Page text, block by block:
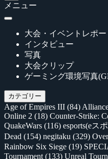
メニュー
大会・イベントレポー
インタビュー
写真
大会クリップ
ゲーミング環境写真
カテゴリー
Age of Empires III (84)
Online 2 (18) Counter-Strike:
QuakeWars (116) esports(eス
Dead (154) negitaku (329)
Rainbow Six Siege (19)
Tournament (133) Unreal